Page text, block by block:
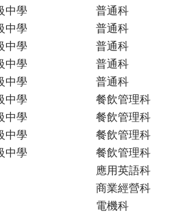
中學
普通科
中學
普通科
中學
普通科
中學
普通科
中學
普通科
中學
餐飲管理科
中學
餐飲管理科
中學
餐飲管理科
中學
餐飲管理科
應用英語科
商業經營科
電機科